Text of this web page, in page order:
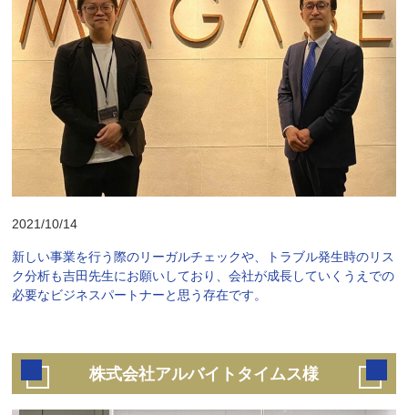
2021/10/14
新しい事業を行う際のリーガルチェックや、トラブル発生時のリス
ク分析も吉田先生にお願いしており、会社が成長していくうえでの
必要なビジネスパートナーと思う存在です。
株式会社アルバイトタイムス様